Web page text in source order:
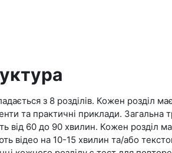
з 8 розділів. Кожен розділ
та практичні приклади. Загальна
від 60 до 90 хвилин. Кожен розділ
відео на 10-15 хвилин та/або